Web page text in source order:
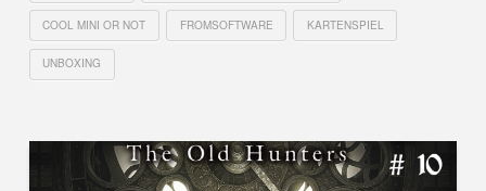
COOL MINI OR NOT FROMSOFTWARE KARTENSPIEL
UNBOXING